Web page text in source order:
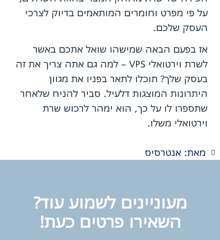
על פי מפרט וחומרים המותאמים בדיוק לצרכי
העסק שלכם.
אז בפעם הבאה שמישהו שואל אתכם באשר
לשרת וירטואלי VPS – למה גם אתה צריך את זה
בעסק שלך? תוכלו לתאר בפניו את מגוון
היתרונות המוצגות דלעיל. סביר להניח שלאחר
שתספרו לו על כך, הוא ימהר לרכוש שרת
וירטואלי משלו.
מאת: אנטרסיס
מעוניינים לשמוע עוד?
השאירו פרטים כעת!